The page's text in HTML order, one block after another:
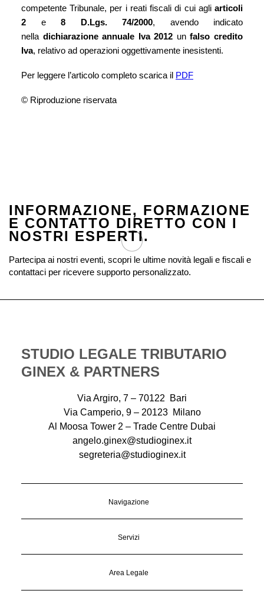
competente Tribunale, per i reati fiscali di cui agli articoli
2 e 8 D.Lgs. 74/2000, avendo indicato
nella dichiarazione annuale Iva 2012 unfalso credito
Iva, relativo ad operazioni oggettivamente inesistenti.
Per leggere l’articolo completo scarica il PDF
© Riproduzione riservata
INFORMAZIONE, FORMAZIONE
E CONTATTO DIRETTO CON I
NOSTRI ESPERTI.
Partecipa ai nostri eventi, scopri le ultime novità legali e fiscali e
contattaci per ricevere supporto personalizzato.
STUDIO LEGALE TRIBUTARIO
GINEX & PARTNERS
Via Argiro, 7 – 70122 Bari
Via Camperio, 9 – 20123 Milano
Al Moosa Tower 2 – Trade Centre Dubai
angelo.ginex@studioginex.it
segreteria@studioginex.it
Navigazione
Servizi
Area Legale